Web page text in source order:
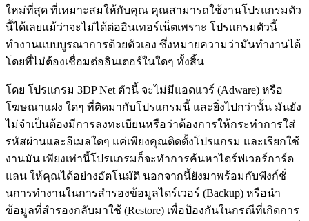
ใหม่ที่สุด ที่เหมาะสมให้กับคุณ คุณสามารถใช้งานโปรแกรมตัว
นี้ได้เลยแม้ว่าจะไม่ได้ต่ออินเทอร์เน็ตเพราะ โปรแกรมตัวนี้
ทำงานแบบบูรณาการด้วยตัวเอง ซึ่งหมายความว่ามันทำงานได้
โดยที่ไม่ต้องเชื่อมต่ออินเตอร์ในใดๆ ทั้งสิ้น
โดย โปรแกรม 3DP Net ตัวนี้ จะไม่มีแอดแวร์ (Adware) หรือ
โฆษณาแฝง ใดๆ ที่ติดมากับโปรแกรมนี้ และยิ่งไปกว่านั้น มันยัง
ไม่จำเป็นต้องมีการลงทะเบียนหรือว่าต้องการให้กระทำการใส่
รหัสผ่านและอีเมลใดๆ แค่เพียงคุณติดตั้งโปรแกรม และเรียกใช้
งานมัน เพียงเท่านี้โปรแกรมก็จะทำการค้นหาไดร์ฟเวอร์การ์ด
แลน ให้คุณได้อย่างอัตโนมัติ นอกจากนี้ยังมาพร้อมกับฟังก์ชั่
นการทำงานในการสำรองข้อมูลไดร์เวอร์ (Backup) หรือนำ
ข้อมูลที่สำรองกลับมาใช้ (Restore) เพื่อป้องกันในกรณีที่เกิดการ